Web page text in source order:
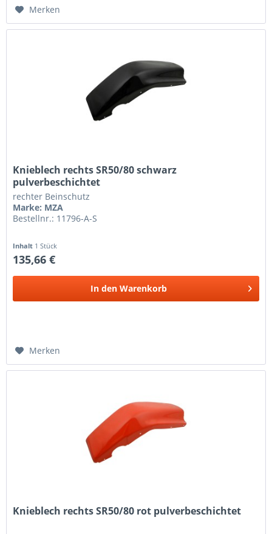
Merken
Knieblech rechts SR50/80 schwarz
pulverbeschichtet
rechter Beinschutz
Marke: MZA
Bestellnr.: 11796-A-S
Inhalt 1 Stück
135,66 €
In den Warenkorb
Merken
Knieblech rechts SR50/80 rot pulverbeschichtet